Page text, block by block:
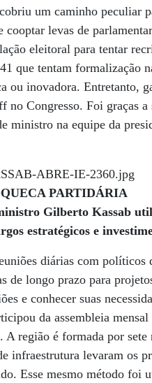
um caminho peculiar
levas de
eleitoral para tentar
que tentam formalização
ou inovadora. Entretanto,
no Congresso. Foi graças
ministro na equipe da
PARTIDÁRIA
Gilberto Kassab
estratégicos e
diárias com políticos
de longo prazo para
e conhecer suas
da assembleia
região é formada por
infraestrutura levaram os
Esse mesmo método foi